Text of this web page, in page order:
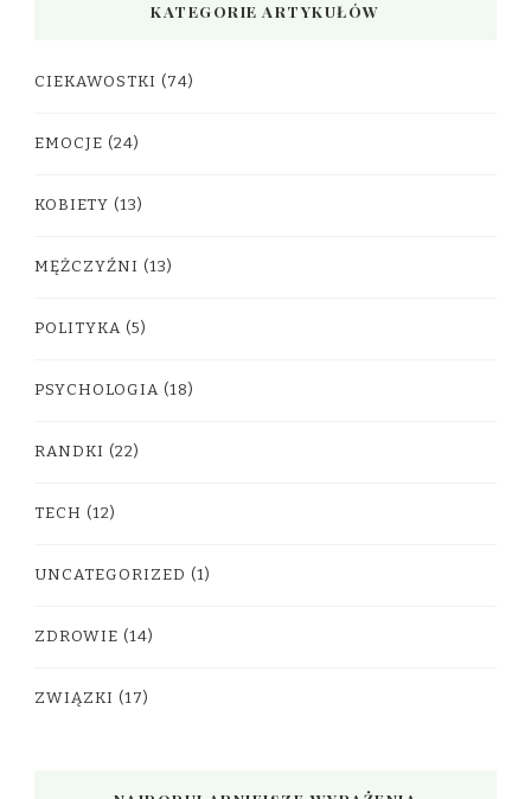
KATEGORIE ARTYKUŁÓW
CIEKAWOSTKI (74)
EMOCJE (24)
KOBIETY (13)
MĘŻCZYŹNI (13)
POLITYKA (5)
PSYCHOLOGIA (18)
RANDKI (22)
TECH (12)
UNCATEGORIZED (1)
ZDROWIE (14)
ZWIĄZKI (17)